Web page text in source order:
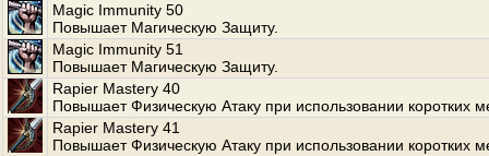
Magic Immunity 50
Повышает Магическую Защиту.
Magic Immunity 51
Повышает Магическую Защиту.
Rapier Mastery 40
Повышает Физическую Атаку при использовании коротких
Rapier Mastery 41
Повышает Физическую Атаку при использовании коротких